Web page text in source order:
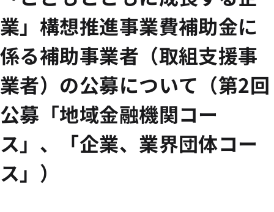
業」構想推進事業費補助金に
係る補助事業者（取組支援事
業者）の公募について（第2回
公募「地域金融機関コー
ス」、「企業、業界団体コー
ス」）